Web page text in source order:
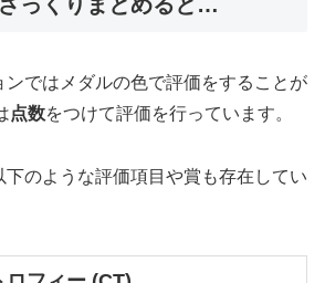
ンではメダルの色で評価をすることが
点数をつけて評価を行っています。
下のような評価項目や賞も存在してい